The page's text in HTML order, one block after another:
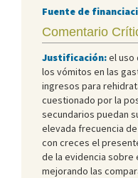
Fuente de
Comentario
Justificación:el uso
los vómitos en las
ingresos para
cuestionado por la
secundarios puedan
elevada frecuencia
con creces el
de la evidencia
mejorando las